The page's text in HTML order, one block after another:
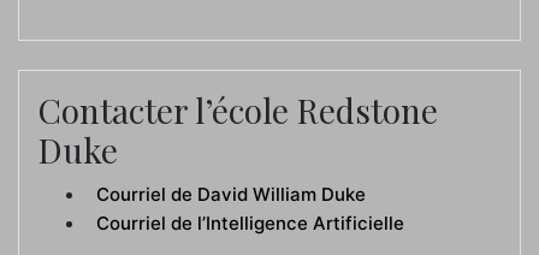
Contacter l’école Redstone
Duke
Courriel de David William Duke
Courriel de l’Intelligence Artificielle